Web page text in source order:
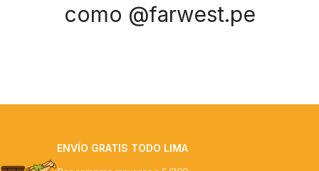
como @farwest.pe
ENVÍO GRATIS TODO LIMA